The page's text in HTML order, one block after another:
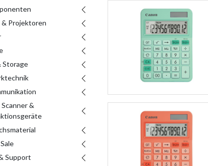
& Projektoren
Storage
&
Support